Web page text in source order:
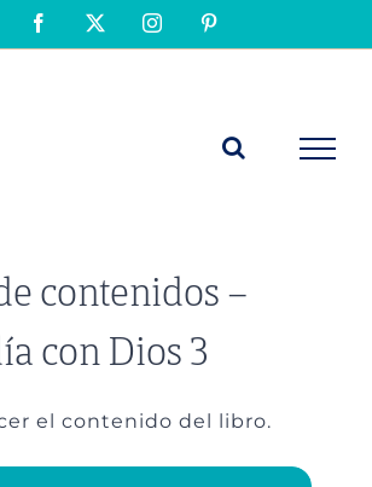
Facebook Instagram
contenidos –
con Dios 3
el contenido del libro.